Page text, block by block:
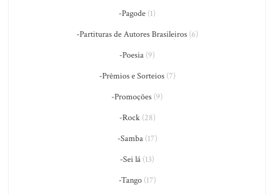
-Pagode (1)
-Partituras de Autores Brasileiros(6)
-Poesia (9)
-Prêmios e Sorteios(7)
-Promoções (9)
-Rock(28)
-Samba(17)
-Sei lá (13)
-Tango(17)